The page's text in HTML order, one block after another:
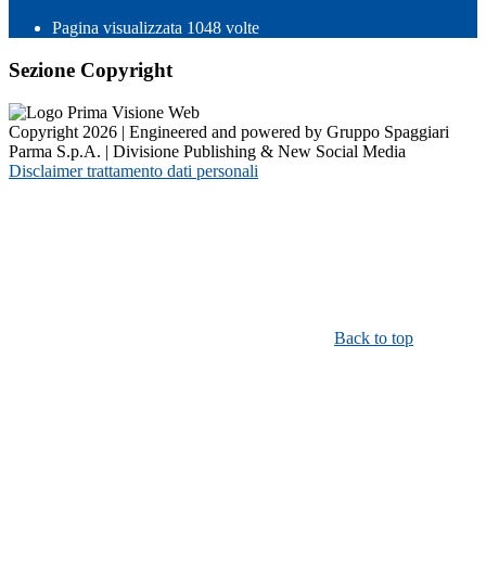
Pagina visualizzata 1048 volte
Sezione Copyright
Copyright 2026 | Engineered and powered by Gruppo Spaggiari
Parma S.p.A. | Divisione Publishing & New Social Media
Disclaimer trattamento dati personali
Back to top